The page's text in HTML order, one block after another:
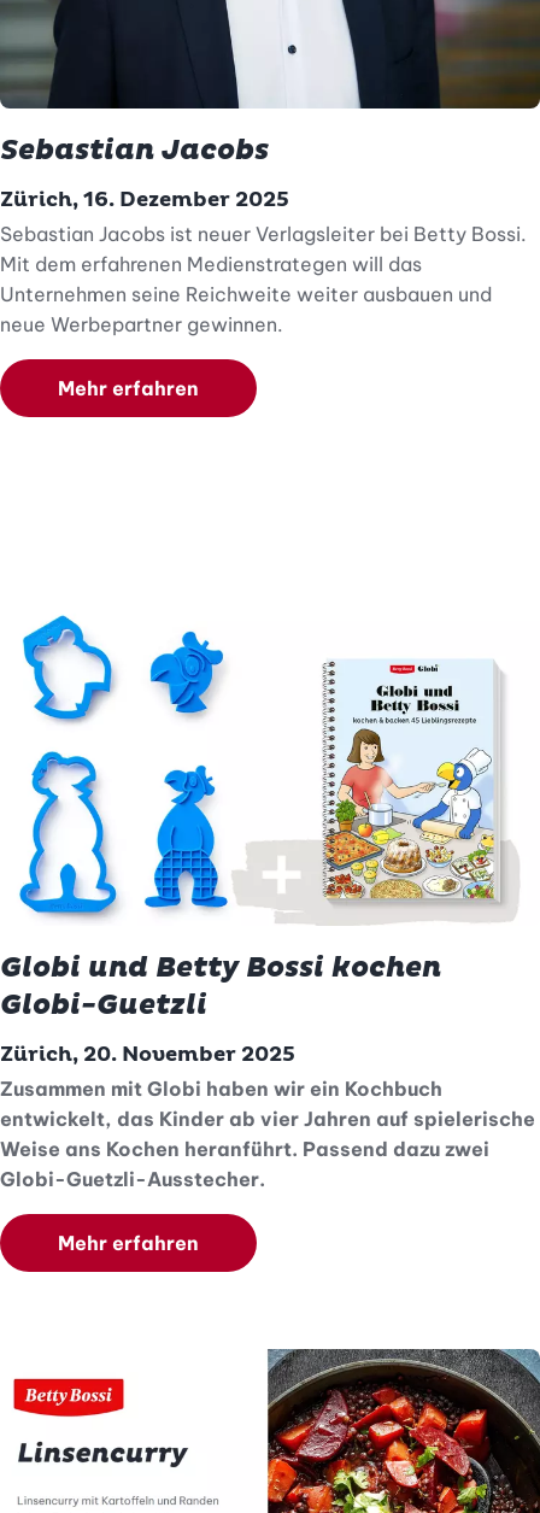
Sebastian Jacobs
Zürich, 16. Dezember 2025
Sebastian Jacobs ist neuer Verlagsleiter bei Betty Bossi.
Mit dem erfahrenen Medienstrategen will das
Unternehmen seine Reichweite weiter ausbauen und
neue Werbepartner gewinnen.
Mehr erfahren
Globi und Betty Bossi kochen
Globi-Guetzli
Zürich, 20. November 2025
Zusammen mit Globi haben wir ein Kochbuch
entwickelt, das Kinder ab vier Jahren auf spielerische
Weise ans Kochen heranführt. Passend dazu zwei
Globi-Guetzli-Ausstecher.
Mehr erfahren